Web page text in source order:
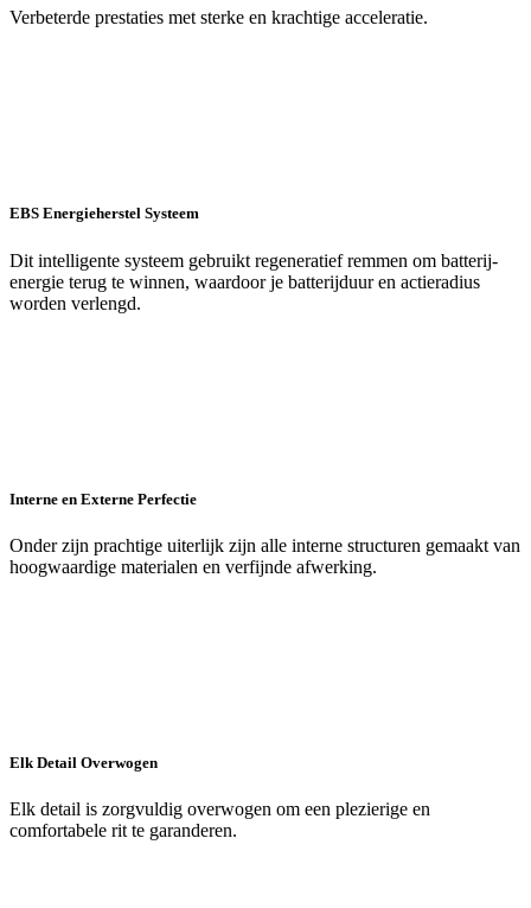
Verbeterde prestaties met sterke en krachtige acceleratie.
EBS Energieherstel Systeem
Dit intelligente systeem gebruikt regeneratief remmen om batterij-
energie terug te winnen, waardoor je batterijduur en actieradius
worden verlengd.
Interne en Externe Perfectie
Onder zijn prachtige uiterlijk zijn alle interne structuren gemaakt van
hoogwaardige materialen en verfijnde afwerking.
Elk Detail Overwogen
Elk detail is zorgvuldig overwogen om een plezierige en
comfortabele rit te garanderen.